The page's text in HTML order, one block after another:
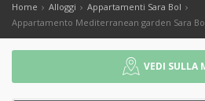
Home Alloggi
Appartamenti Sara Bol
Appartamento Mediterranean garden Sara
VEDI SULLA